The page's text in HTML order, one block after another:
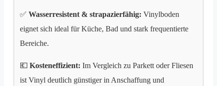
✅ Wasserresistent & strapazierfähig: Vinylboden
eignet sich ideal für Küche, Bad und stark frequentierte
Bereiche.
💶 Kosteneffizient: Im Vergleich zu Parkett oder Fliesen
ist Vinyl deutlich günstiger in Anschaffung und